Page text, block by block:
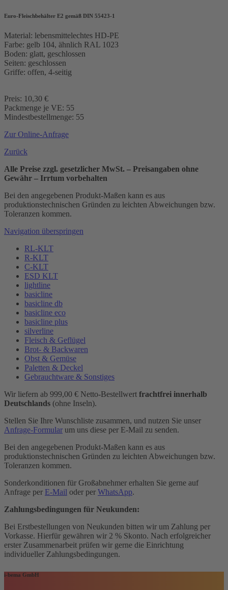
Euro-Fleischbehälter E2 gemäß DIN 55423-1
Material: lebensmittelechtes HD-PE
Farbe: gelb 104, ähnlich RAL 1023
Boden: glatt, geschlossen
Seiten: geschlossen
Griffe: offen, 4-seitig
Preis: 10,30 €
Packmenge je VE: 55
Mindestbestellmenge: 55
Zur Online-Anfrage
Zurück
Alle Preise zzgl. gesetzlicher MwSt. – Preisangaben ohne
Gewähr – Irrtum vorbehalten
Bei den angegebenen Produkt-Maßen kann es aus
produktionstechnischen Gründen zu leichten Abweichungen bzw.
Toleranzen kommen.
Navigation überspringen
RL-KLT
R-KLT
C-KLT
ESD KLT
lightline
basicline
basicline db
basicline eco
basicline plus
silverline
Fleisch & Geflügel
Brot- & Backwaren
Obst & Gemüse
Paletten & Deckel
Gebrauchtware & Sonstiges
Wir liefern ab 999,00 € Netto-Bestellwert frachtfrei innerhalb
Deutschlands (ohne Inseln).
Stellen Sie Ihre Wunschliste zusammen, und nutzen Sie unser
Anfrage-Formular um uns diese per E-Mail zu senden.
Bei den angegebenen Produkt-Maßen kann es aus
produktionstechnischen Gründen zu leichten Abweichungen bzw.
Toleranzen kommen.
Sonderkonditionen für Großabnehmer erhalten Sie gerne auf
Anfrage per E-Mail oder per WhatsApp.
Zahlungsbedingungen für Neukunden:
Bei Erstbestellungen von Neukunden bitten wir um Zahlung per
Vorkasse. Hierfür gewähren wir 2 % Skonto. Nach erfolgreicher
erster Zusammenarbeit prüfen wir gerne die Einrichtung
individueller Zahlungsbedingungen.
i-bema GmbH